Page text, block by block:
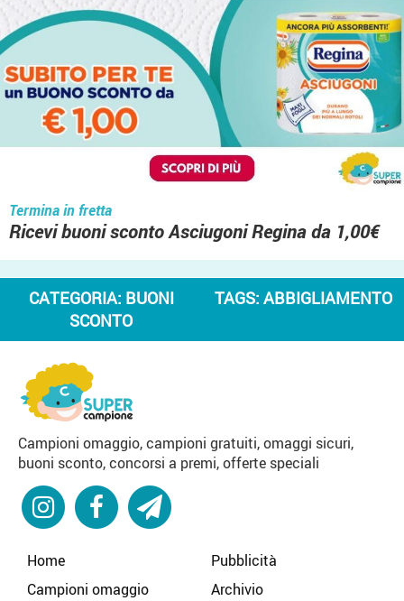
Termina in fretta
Ricevi buoni sconto Asciugoni Regina da 1,00€
CATEGORIA: BUONI
SCONTO
TAGS: ABBIGLIAMENTO
Campioni omaggio, campioni gratuiti, omaggi sicuri,
buoni sconto, concorsi a premi, offerte speciali
Home
Campioni omaggio
Pubblicità
Archivio